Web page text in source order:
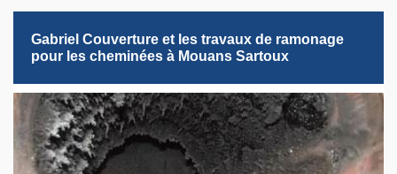
Gabriel Couverture et les travaux de ramonage
pour les cheminées à Mouans Sartoux